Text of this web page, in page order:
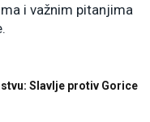
i važnim pitanjima
Slavlje protiv Gorice